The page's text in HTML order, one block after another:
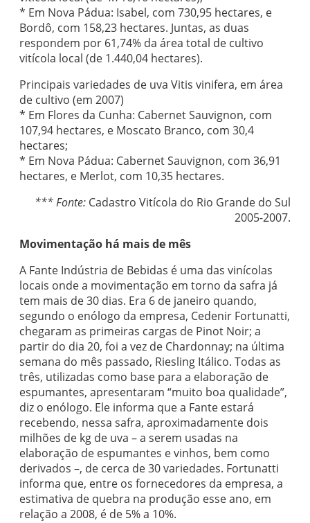
* Em Nova Pádua: Isabel, com 730,95 hectares, e
Bordô, com 158,23 hectares. Juntas, as duas
respondem por 61,74% da área total de cultivo
vitícola local (de 1.440,04 hectares).
Principais variedades de uva Vitis vinifera, em área
de cultivo (em 2007)
* Em Flores da Cunha: Cabernet Sauvignon, com
107,94 hectares, e Moscato Branco, com 30,4
hectares;
* Em Nova Pádua: Cabernet Sauvignon, com 36,91
hectares, e Merlot, com 10,35 hectares.
*** Fonte: Cadastro Vitícola do Rio Grande do Sul
2005-2007.
Movimentação há mais de mês
A Fante Indústria de Bebidas é uma das vinícolas
locais onde a movimentação em torno da safra já
tem mais de 30 dias. Era 6 de janeiro quando,
segundo o enólogo da empresa, Cedenir Fortunatti,
chegaram as primeiras cargas de Pinot Noir; a
partir do dia 20, foi a vez de Chardonnay; na última
semana do mês passado, Riesling Itálico. Todas as
três, utilizadas como base para a elaboração de
espumantes, apresentaram “muito boa qualidade”,
diz o enólogo. Ele informa que a Fante estará
recebendo, nessa safra, aproximadamente dois
milhões de kg de uva – a serem usadas na
elaboração de espumantes e vinhos, bem como
derivados –, de cerca de 30 variedades. Fortunatti
informa que, entre os fornecedores da empresa, a
estimativa de quebra na produção esse ano, em
relação a 2008, é de 5% a 10%.